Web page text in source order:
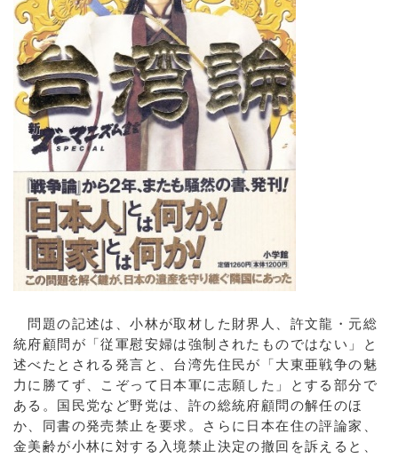
問題の記述は、小林が取材した財界人、許文龍・元総
統府顧問が「従軍慰安婦は強制されたものではない」と
述べたとされる発言と、台湾先住民が「大東亜戦争の魅
力に勝てず、こぞって日本軍に志願した」とする部分で
ある。国民党など野党は、許の総統府顧問の解任のほ
か、同書の発売禁止を要求。さらに日本在住の評論家、
金美齢が小林に対する入境禁止決定の撤回を訴えると、